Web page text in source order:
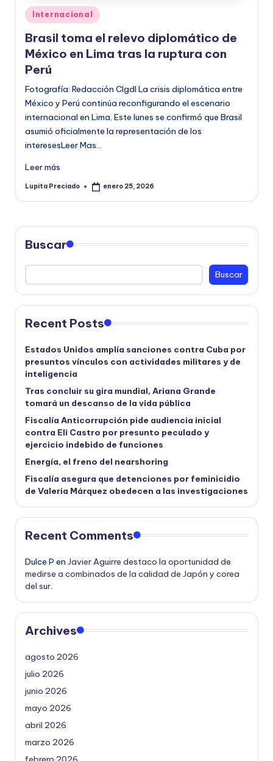
o
r
m
a
ti
v
a
Publicado
en
Internacional
Brasil toma el relevo diplomático de
México en Lima tras la ruptura con
Perú
Fotografía: Redacción CIgdl La crisis diplomática entre
México y Perú continúa reconfigurando el escenario
internacional en Lima. Este lunes se confirmó que Brasil
asumió oficialmente la representación de los
interesesLeer Mas…
Leer más
Publicado
Lupita Preciado enero 25, 2026
Buscar
Buscar
Recent Posts
Estados Unidos amplía sanciones contra Cuba por
presuntos vínculos con actividades militares y de
inteligencia
Tras concluir su gira mundial, Ariana Grande
tomará un descanso de la vida pública
Fiscalía Anticorrupción pide audiencia inicial
contra Eli Castro por presunto peculado y
ejercicio indebido de funciones
Energía, el freno del nearshoring
Fiscalía asegura que detenciones por feminicidio
de Valeria Márquez obedecen a las investigaciones
Recent Comments
Dulce P en Javier Aguirre destaco la oportunidad de
medirse a combinados de la calidad de Japón y corea
del sur.
Archives
agosto 2026
julio 2026
junio 2026
mayo 2026
abril 2026
marzo 2026